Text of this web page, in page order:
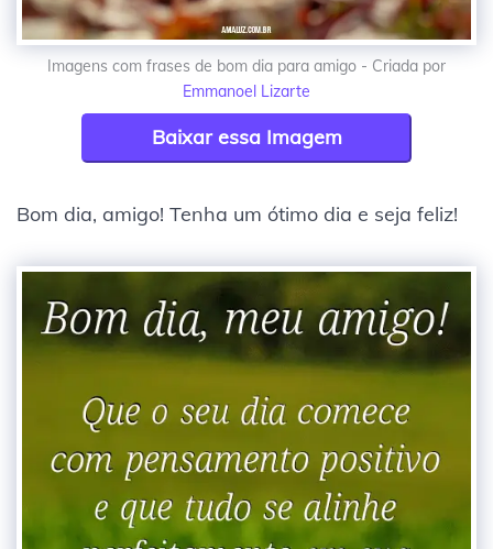
Imagens com frases de bom dia para amigo - Criada por
Emmanoel Lizarte
Baixar essa Imagem
Bom dia, amigo! Tenha um ótimo dia e seja feliz!